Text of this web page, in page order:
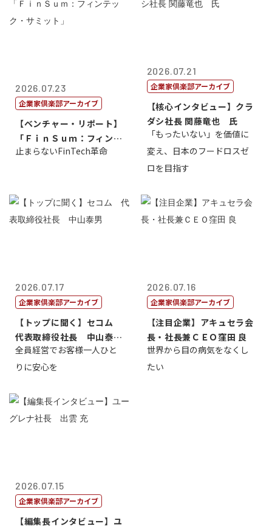
2026.07.23
企業家倶楽部アーカイブ
【ベンチャー・リポート】
「ＦｉｎＳｕｍ：フィンテ
ック・サミッ...
止まらないFinTech革命
2026.07.21
企業家倶楽部アーカイブ
【核心インタビュー】クラ
ダシ社長 関藤竜也 氏
「もったいない」を価値に
変え、日本のフードロスゼ
ロを目指す
2026.07.17
企業家倶楽部アーカイブ
【トップに聞く】セコム
代表取締役社長 中山泰
男
全員経営でお客様一人ひと
りに安心を
2026.07.16
企業家倶楽部アーカイブ
【注目企業】アキュセラ会
長・社長兼ＣＥＯ窪田 良
世界から目の病気をなくし
たい
2026.07.15
企業家倶楽部アーカイブ
【編集長インタビュー】ユ